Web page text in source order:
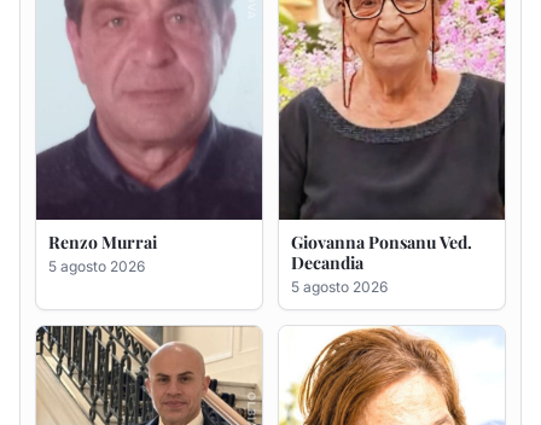
Giuseppe Saba
5 agosto 2026
Maria Antonietta Orrù
ved. Peddio
5 agosto 2026